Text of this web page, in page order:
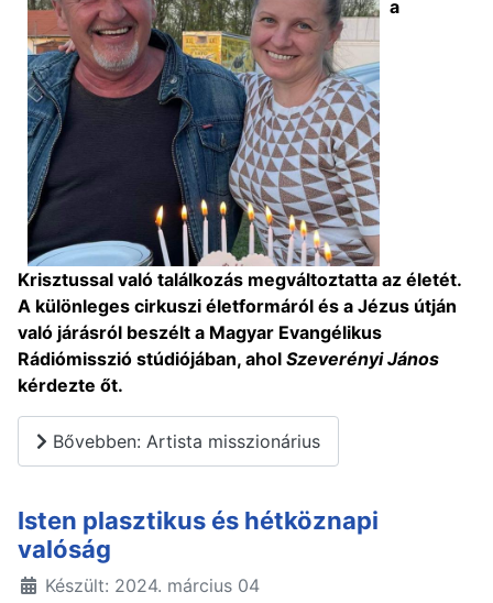
a
Krisztussal való találkozás megváltoztatta az életét.
A különleges cirkuszi életformáról és a Jézus útján
való járásról beszélt a Magyar Evangélikus
Rádiómisszió stúdiójában, ahol Szeverényi János
kérdezte őt.
Bővebben: Artista misszionárius
Isten plasztikus és hétköznapi
valóság
Készült: 2024. március 04